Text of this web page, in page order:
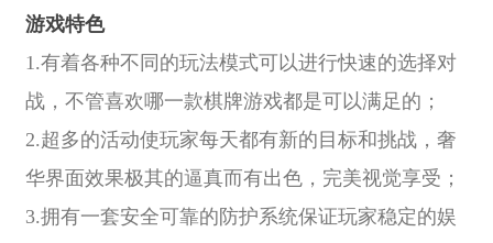
游戏特色
1.有着各种不同的玩法模式可以进行快速的选择对
战，不管喜欢哪一款棋牌游戏都是可以满足的；
2.超多的活动使玩家每天都有新的目标和挑战，奢
华界面效果极其的逼真而有出色，完美视觉享受；
3.拥有一套安全可靠的防护系统保证玩家稳定的娱